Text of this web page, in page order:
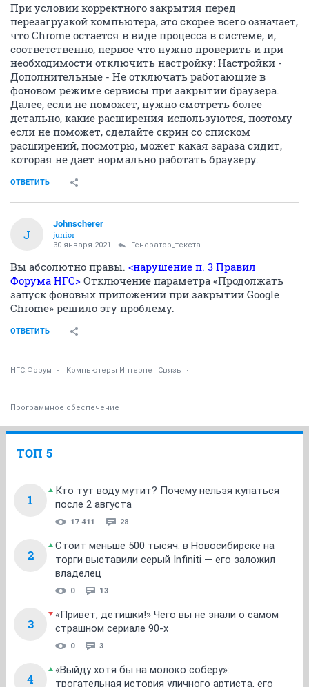
При условии корректного закрытия перед
перезагрузкой компьютера, это скорее всего означает,
что Chrome остается в виде процесса в системе, и,
соответственно, первое что нужно проверить и при
необходимости отключить настройку: Настройки -
Дополнительные - Не отключать работающие в
фоновом режиме сервисы при закрытии браузера.
Далее, если не поможет, нужно смотреть более
детально, какие расширения используются, поэтому
если не поможет, сделайте скрин со списком
расширений, посмотрю, может какая зараза сидит,
которая не дает нормально работать браузеру.
ОТВЕТИТЬ
J
Johnscherer
junior
30 января 2021 Генератор_текста
Вы абсолютно правы. <нарушение п. 3 Правил
Форума НГС> Отключение параметра «Продолжать
запуск фоновых приложений при закрытии Google
Chrome» решило эту проблему.
ОТВЕТИТЬ
НГС.Форум Компьютеры Интернет Связь
Программное обеспечение
ТОП 5
1
Кто тут воду мутит? Почему нельзя купаться
после 2 августа
17 411 28
2
Стоит меньше 500 тысяч: в Новосибирске на
торги выставили серый Infiniti — его заложил
владелец
0 13
3
«Привет, детишки!» Чего вы не знали о самом
страшном сериале 90-х
0 3
4
«Выйду хотя бы на молоко соберу»:
трогательная история уличного артиста, его